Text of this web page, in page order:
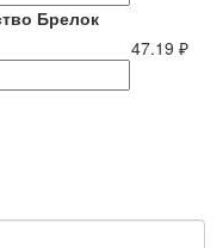
Брелок
47.19 ₽